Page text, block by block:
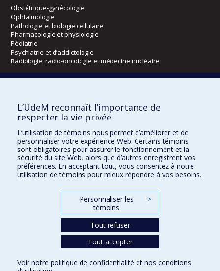
Obstétrique-gynécologie
Ophtalmologie
Pathologie et biologie cellulaire
Pharmacologie et physiologie
Pédiatrie
Psychiatrie et d’addictologie
Radiologie, radio-oncologie et médecine nucléaire
Kinésiologie et des sciences de l’activité physique
Orthophonie et audiologie
Directions
DPC
CPASS
L’UdeM reconnaît l’importance de
respecter la vie privée
L’utilisation de témoins nous permet d’améliorer et de
personnaliser votre expérience Web. Certains témoins
sont obligatoires pour assurer le fonctionnement et la
sécurité du site Web, alors que d’autres enregistrent vos
préférences. En acceptant tout, vous consentez à notre
utilisation de témoins pour mieux répondre à vos besoins.
Personnaliser les
témoins
>
Tout refuser
Tout accepter
Voir notre politique de confidentialité et nos conditions